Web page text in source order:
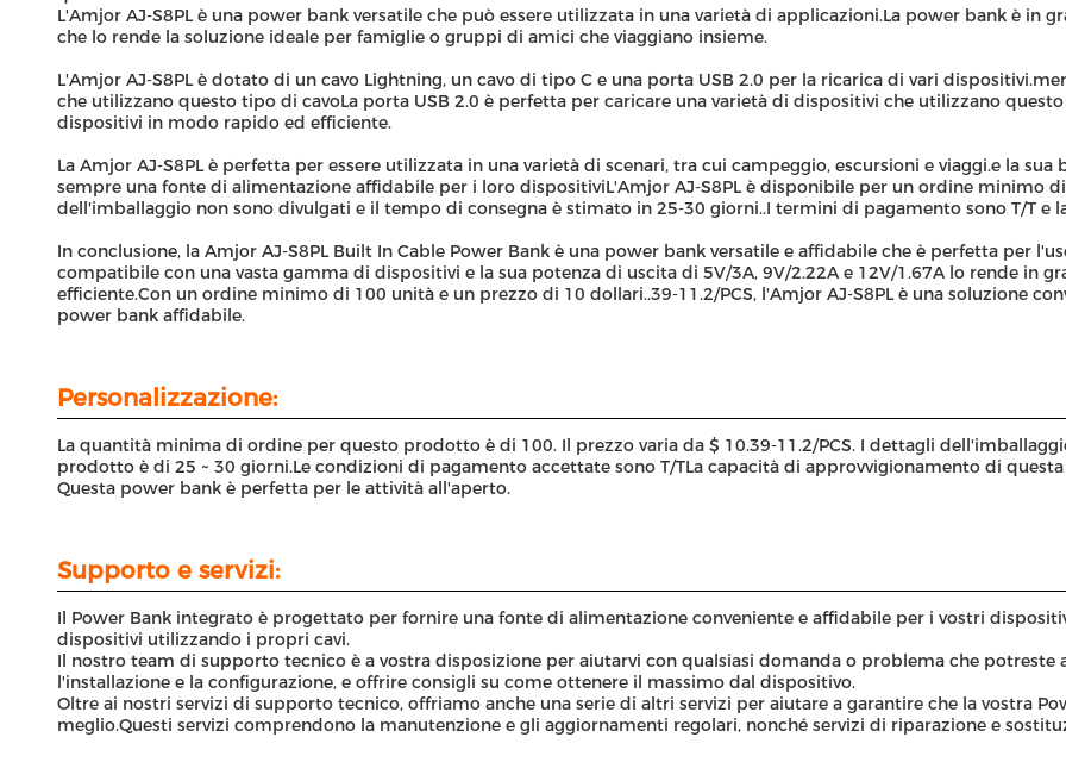
L'Amjor AJ-S8PL è una power bank versatile che può essere utilizzata in una varietà di applicazioni.La power bank è
che lo rende la soluzione ideale per famiglie o gruppi di amici che viaggiano insieme.
L'Amjor AJ-S8PL è dotato di un cavo Lightning, un cavo di tipo C e una porta USB 2.0 per la ricarica di vari
che utilizzano questo tipo di cavoLa porta USB 2.0 è perfetta per caricare una varietà di dispositivi che utilizzano
dispositivi in modo rapido ed efficiente.
La Amjor AJ-S8PL è perfetta per essere utilizzata in una varietà di scenari, tra cui campeggio, escursioni e viaggi.e la
sempre una fonte di alimentazione affidabile per i loro dispositiviL'Amjor AJ-S8PL è disponibile per un ordine minimo
dell'imballaggio non sono divulgati e il tempo di consegna è stimato in 25-30 giorni..I termini di pagamento sono T/T e
In conclusione, la Amjor AJ-S8PL Built In Cable Power Bank è una power bank versatile e affidabile che è perfetta per
compatibile con una vasta gamma di dispositivi e la sua potenza di uscita di 5V/3A, 9V/2.22A e 12V/1.67A lo rende in
efficiente.Con un ordine minimo di 100 unità e un prezzo di 10 dollari..39-11.2/PCS, l'Amjor AJ-S8PL è una soluzione
power bank affidabile.
Personalizzazione:
La quantità minima di ordine per questo prodotto è di 100. Il prezzo varia da $ 10.39-11.2/PCS. I dettagli
prodotto è di 25 ~ 30 giorni.Le condizioni di pagamento accettate sono T/TLa capacità di approvvigionamento di
Questa power bank è perfetta per le attività all'aperto.
Supporto e servizi:
Il Power Bank integrato è progettato per fornire una fonte di alimentazione conveniente e affidabile per i vostri
dispositivi utilizzando i propri cavi.
Il nostro team di supporto tecnico è a vostra disposizione per aiutarvi con qualsiasi domanda o problema che potreste
l'installazione e la configurazione, e offrire consigli su come ottenere il massimo dal dispositivo.
Oltre ai nostri servizi di supporto tecnico, offriamo anche una serie di altri servizi per aiutare a garantire che la vostra
meglio.Questi servizi comprendono la manutenzione e gli aggiornamenti regolari, nonché servizi di riparazione e